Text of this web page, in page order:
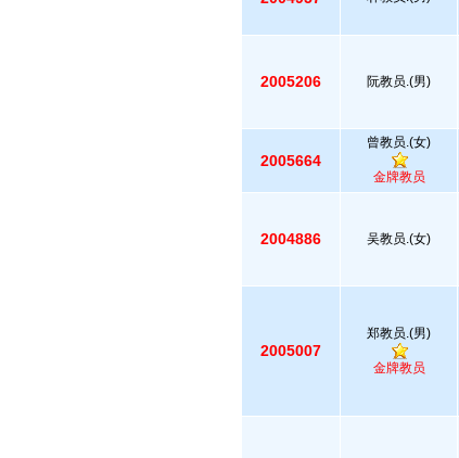
2005206 阮教员.(男)
2005664
曾教员.(女)
金牌教员
2004886 吴教员.(女)
2005007
郑教员.(男)
金牌教员